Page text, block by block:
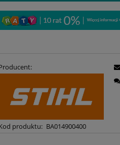
produktu: BA014900400